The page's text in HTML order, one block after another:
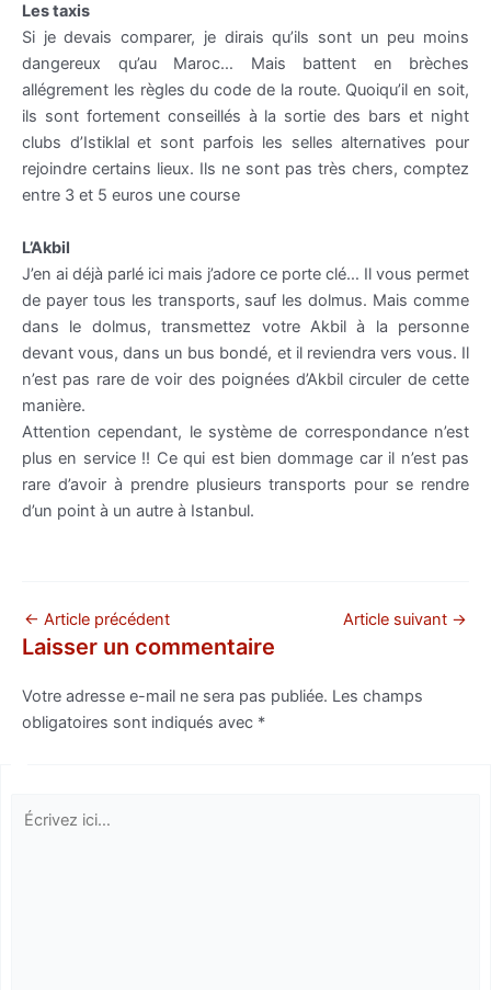
Les taxis
Si je devais comparer, je diraisqu’ils sont un peu moins
dangereux qu’au Maroc… Mais battent en brèches
allégrement les règles du code de la route. Quoiqu’il en soit,
ils sont fortement conseillés à la sortie des bars et night
clubs d’Istiklalet sont parfois les selles alternatives pour
rejoindre certains lieux. Ils ne sont pas très chers, comptez
entre 3 et 5 euros une course
L’Akbil
J’en ai déjà parlé ici mais j’adore ce porte clé… Il vous permet
de payer tous les transports, sauf lesdolmus. Mais comme
dans le dolmus, transmettez votre Akbilà la personne
devant vous, dans un bus bondé, et il reviendra vers vous. Il
n’est pas rare de voir des poignées d’Akbil circuler de cette
manière.
Attention cependant, le système de correspondance n’est
plus en service !! Ce qui est bien dommage car il n’est pas
rare d’avoir à prendre plusieurs transports pour se rendre
d’un point à un autre à Istanbul.
← Article précédent Article suivant →
Laisser un commentaire
Votre adresse e-mail ne sera pas publiée. Les champs
obligatoires sont indiqués avec *
Écrivez
ici…